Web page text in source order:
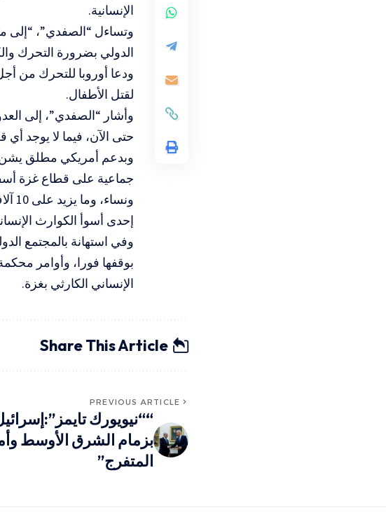
الإنسانية.
وتساءل “الصفدي”، “إلى
الدولي بضرورة التحرك
ودعا أوروبا للتحرك من
لقتل الأطفال.
حتى الآن، فيما لا يوجد
إحدى أسوأ الكوارث
وفي استهانة بالمجتمع
بوقفها فورا، وأوامر
الإنساني الكارثي بغزة.
Share This Article
PREVIOUS ARTICLE
““نيويورك
بزمام الشرق الأوسط
المتفرج”